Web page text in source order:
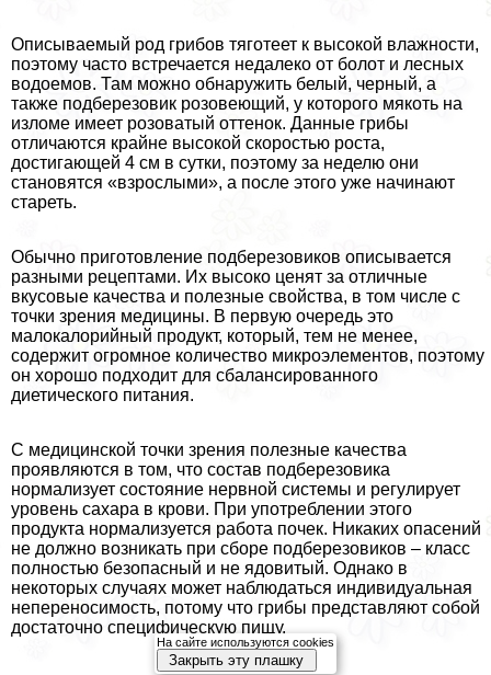
Описываемый род грибов тяготеет к высокой влажности,
поэтому часто встречается недалеко от болот и лесных
водоемов. Там можно обнаружить белый, черный, а
также подберезовик розовеющий, у которого мякоть на
изломе имеет розоватый оттенок. Данные грибы
отличаются крайне высокой скоростью роста,
достигающей 4 см в сутки, поэтому за неделю они
становятся «взрослыми», а после этого уже начинают
стареть.
Обычно приготовление подберезовиков описывается
разными рецептами. Их высоко ценят за отличные
вкусовые качества и полезные свойства, в том числе с
точки зрения медицины. В первую очередь это
малокалорийный продукт, который, тем не менее,
содержит огромное количество микроэлементов, поэтому
он хорошо подходит для сбалансированного
диетического питания.
С медицинской точки зрения полезные качества
проявляются в том, что состав подберезовика
нормализует состояние нервной системы и регулирует
уровень сахара в крови. При употрeблении этого
продукта нормализуется работа почек. Никаких опасений
не должно возникать при сборе подберезовиков – класс
полностью безопасный и не ядовитый. Однако в
некоторых случаях может наблюдаться индивидуальная
непереносимость, потому что грибы представляют собой
достаточно специфическую пищу.
На сайте используются cookies
Закрыть эту плашку